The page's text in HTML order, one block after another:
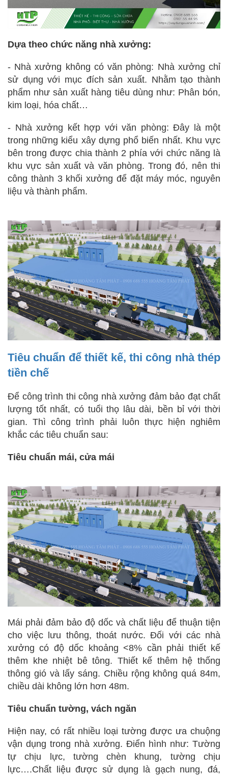
Dựa theo chức năng nhà xưởng:
- Nhà xưởng không có văn phòng: Nhà xưởng chỉ
sử dụng với mục đích sản xuất. Nhằm tạo thành
phẩm như sản xuất hàng tiêu dùng như: Phân bón,
kim loại, hóa chất…
- Nhà xưởng kết hợp với văn phòng: Đây là một
trong những kiểu xây dựng phổ biến nhất. Khu vực
bên trong được chia thành 2 phía với chức năng là
khu vực sản xuất và văn phòng. Trong đó, nên thi
công thành 3 khối xưởng để đặt máy móc, nguyên
liệu và thành phẩm.
Tiêu chuẩn để thiết kế, thi công nhà thép
tiền chế
Để công trình thi công nhà xưởng đảm bảo đạt chất
lượng tốt nhất, có tuổi thọ lâu dài, bền bỉ với thời
gian. Thì công trình phải luôn thực hiện nghiêm
khắc các tiêu chuẩn sau:
Tiêu chuẩn mái, cửa mái
Mái phải đảm bảo độ dốc và chất liệu để thuận tiện
cho việc lưu thông, thoát nước. Đối với các nhà
xưởng có độ dốc khoảng <8% cần phải thiết kế
thêm khe nhiệt bê tông. Thiết kế thêm hệ thống
thông gió và lấy sáng. Chiều rộng không quá 84m,
chiều dài không lớn hơn 48m.
Tiêu chuẩn tường, vách ngăn
Hiện nay, có rất nhiều loại tường được ưa chuộng
vận dụng trong nhà xưởng. Điển hình như: Tường
tự chịu lực, tường chèn khung, tường chịu
lực….Chất liệu được sử dụng là gạch nung, đá,